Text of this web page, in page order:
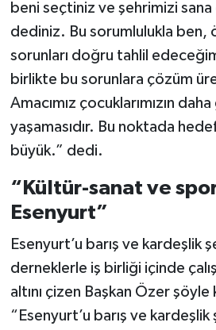
beni seçtiniz ve şehrimizi
dediniz. Bu sorumlulukla ben,
sorunları doğru tahlil
birlikte bu sorunlara çözüm
Amacımız çocuklarımızın
yaşamasıdır. Bu noktada
büyük.” dedi.
“Kültür-sanat ve
Esenyurt”
Esenyurt’u barış ve kardeşlik
derneklerle iş birliği içinde
altını çizen Başkan Özer
“Esenyurt’u barış ve